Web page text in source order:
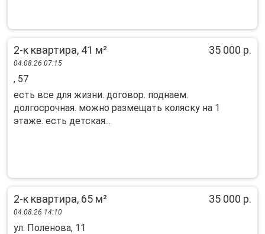
2-к квартира, 41 м² 35 000 р.
04.08.26 07:15
, 57
есть все для жизни. договор. поднаем.
долгосрочная. можно размещать коляску на 1
этаже. есть детская...
2-к квартира, 65 м² 35 000 р.
04.08.26 14:10
ул. Поленова, 11